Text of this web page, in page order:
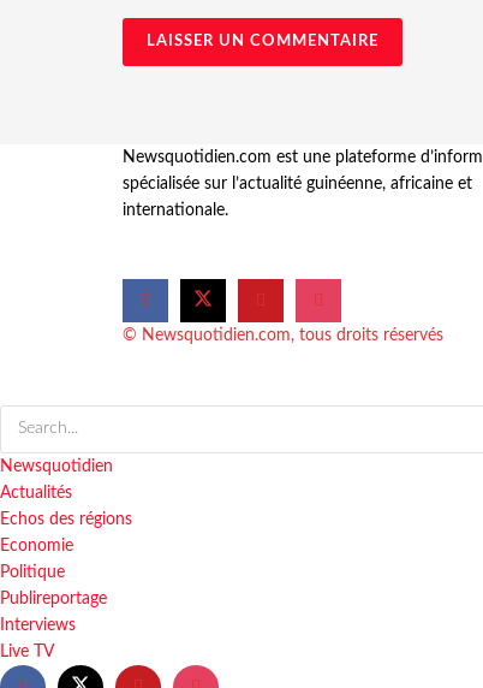
Newsquotidien.com est une plateforme
spécialisée sur l’actualité guinéenne, africaine et
internationale.
© Newsquotidien.com, tous droits réservés
Newsquotidien
Actualités
Echos des régions
Economie
Politique
Publireportage
Interviews
Live TV